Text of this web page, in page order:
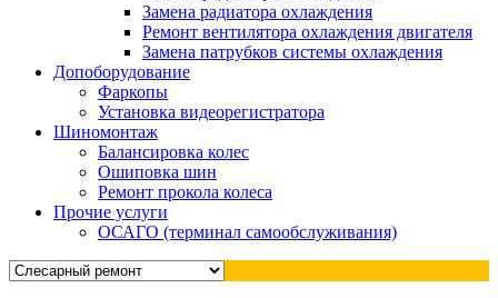
Замена радиатора охлаждения
Ремонт вентилятора охлаждения двигателя
Замена патрубков системы охлаждения
Допоборудование
Фаркопы
Установка видеорегистратора
Шиномонтаж
Балансировка колес
Ошиповка шин
Ремонт прокола колеса
Прочие услуги
ОСАГО (терминал самообслуживания)